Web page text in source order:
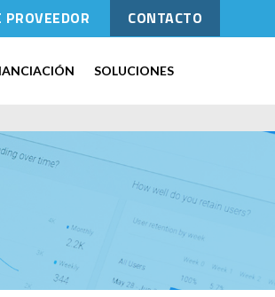
PROVEEDOR CONTACTO
SOLUCIONES